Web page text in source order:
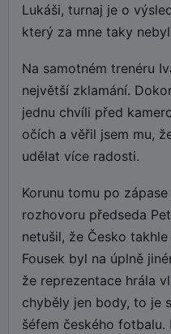
Lukáši, turnaj je o
který za mne taky
Na samotném trenéru
největší zklamání.
jednu chvíli před
očích a věřil jsem mu,
udělat více radosti.
Korunu tomu po
rozhovoru předseda
netušil, že Česko
Fousek byl na úplně
že reprezentace hrála
chyběly jen body, to je
šéfem českého fotbalu.